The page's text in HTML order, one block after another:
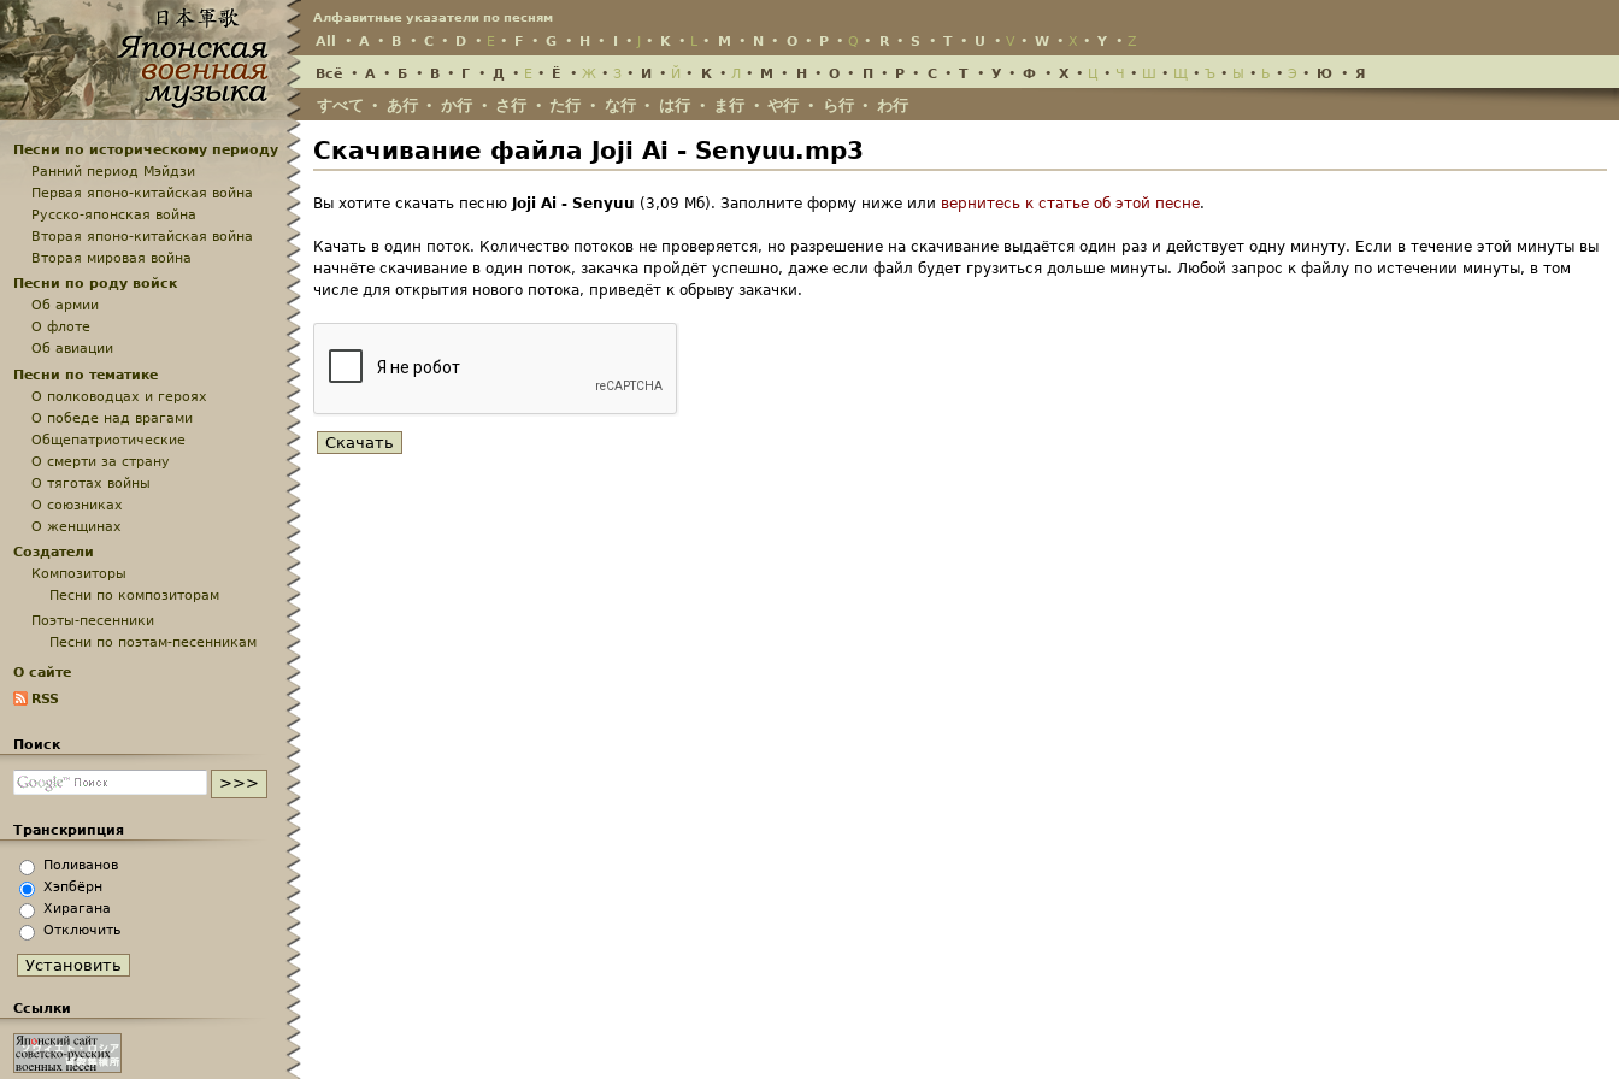
Алфавитные указатели по песням
All • A • B • C • D • E • F • G • H • I • J • K • L • M • N • O • P • Q • R • S • T • U • V • W • X • Y • Z
Всё • А • Б • В • Г • Д • Е • Ё • Ж• З• И • Й • К • Л • М • Н • О • П • Р • С • Т • У • Ф • Х • Ц • Ч • Ш • Щ •Ъ • Ы • Ь •Э • Ю • Я
すべて • あ行 • か行 • さ行 • た行 • な行 • は行 • ま行 • や行 • ら行 • わ行
Скачивание файла Joji Ai - Senyuu.mp3
Вы хотите скачать песню Joji Ai - Senyuu (3,09 Мб). Заполните форму ниже или вернитесь к статье об этой песне.
Качать в один поток. Количество потоков не проверяется, но разрешение на скачивание выдаётся один раз и действует одну минуту. Если в течение этой минуты вы
начнёте скачивание в один поток, закачка пройдёт успешно, даже если файл будет грузиться дольше минуты. Любой запрос к файлу по истечении минуты, в том
числе для открытия нового потока, приведёт к обрыву закачки.
Песни по историческому периоду
Ранний период Мэйдзи
Первая японо-китайская война
Русско-японская война
Вторая японо-китайская война
Вторая мировая война
Песни по роду войск
Об армии
О флоте
Об авиации
Песни по тематике
О полководцах и героях
О победе над врагами
Общепатриотические
О смерти за страну
О тяготах войны
О союзниках
О женщинах
Создатели
Композиторы
Песни по композиторам
Поэты-песенники
Песни по поэтам-песенникам
О сайте
RSS
Поиск
Транскрипция
Поливанов
Хэпбёрн
Хирагана
Отключить
Ссылки